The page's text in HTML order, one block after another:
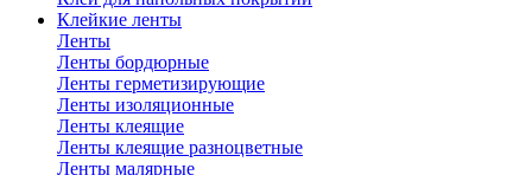
Клейкие ленты
Ленты
Ленты бордюрные
Ленты герметизирующие
Ленты изоляционные
Ленты клеящие
Ленты клеящие разноцветные
Ленты малярные